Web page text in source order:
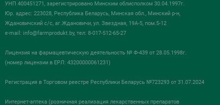
УНП 400451271, зарегистрировано Минским облисполком 30.04.1997г.
Юр. адрес: 223028, Республика Беларусь, Минская обл., Минский р-н,
Ждановичский с/с, аг.Ждановичи, ул. Звездная, 19А-5, пом.5-12
e-mail: info@farmprodukt.by, тел: 8-017-512-65-27
Лицензия на фармацевтическую деятельность № Ф-439 от 28.05.1998г.
(номер лицензии в ЕРЛ: 43200000061231)
Регистрация в Торговом реестре Республики Беларусь №723293 от 31.07.2024
Интернет-аптека (розничная реализация лекарственных препаратов